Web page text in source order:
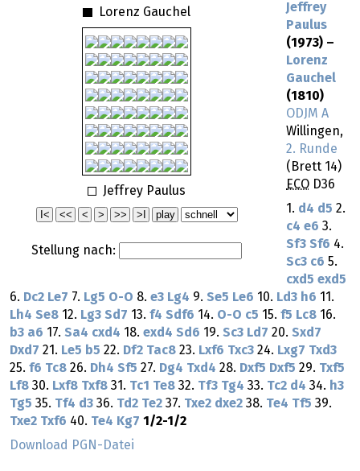
Lorenz Gauchel
Jeffrey Paulus
Stellung nach:
Jeffrey
Paulus
(1973) –
Lorenz
Gauchel
(1810)
ODJM A
Willingen,
2. Runde
(Brett 14)
ECO D36
1. d4 d5 2.
c4 e6 3.
Sf3 Sf6 4.
Sc3 c6 5.
cxd5 exd5
6. Dc2 Le7 7. Lg5 O-O 8. e3 Lg4 9. Se5 Le6 10. Ld3 h6 11.
Lh4 Se8 12. Lg3 Sd7 13. f4 Sdf6 14. O-O c5 15. f5 Lc8 16.
b3 a6 17. Sa4 cxd4 18. exd4 Sd6 19. Sc3 Ld7 20. Sxd7
Dxd7 21. Le5 b5 22. Df2 Tac8 23. Lxf6 Txc3 24. Lxg7 Txd3
25. f6 Tc8 26. Dh4 Sf5 27. Dg4 Txd4 28. Dxf5 Dxf5 29. Txf5
Lf8 30. Lxf8 Txf8 31. Tc1 Te8 32. Tf3 Tg4 33. Tc2 d4 34. h3
Tg5 35. Tf4 d3 36. Td2 Te2 37. Txe2 dxe2 38. Te4 Tf5 39.
Txe2 Txf6 40. Te4 Kg7 1/2-1/2
Download PGN-Datei